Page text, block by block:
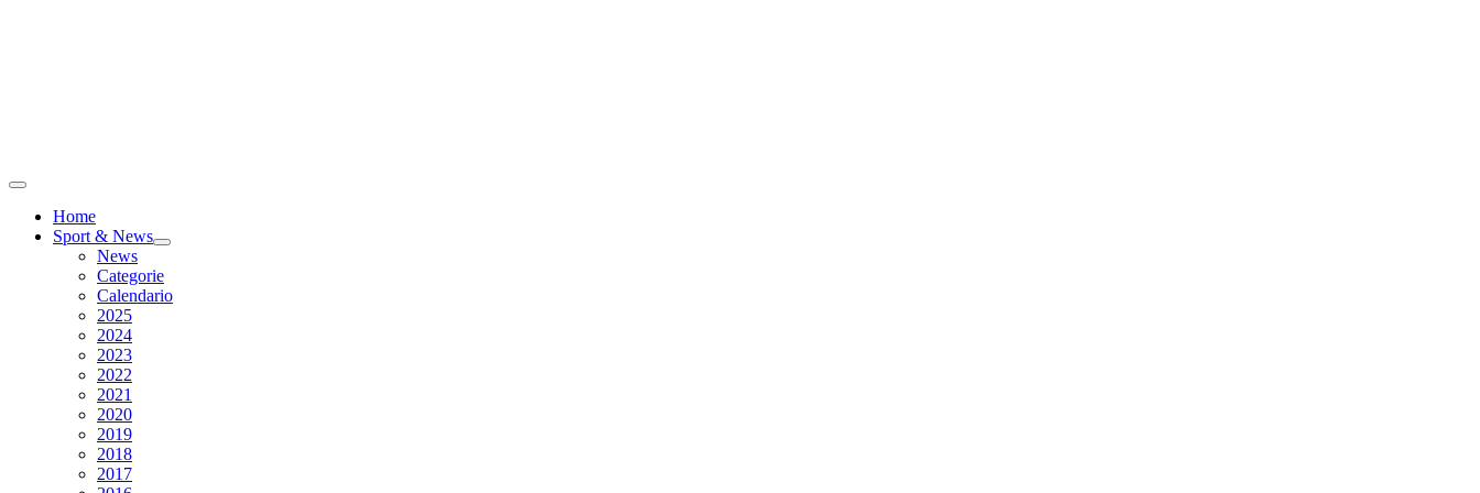
Home
Sport & News
News
Categorie
Calendario
2025
2024
2023
2022
2021
2020
2019
2018
2017